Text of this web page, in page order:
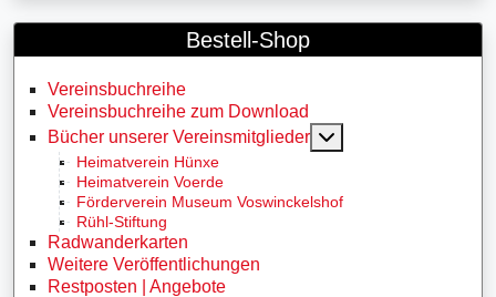
Bestell-Shop
Vereinsbuchreihe
Vereinsbuchreihe zum Download
Bücher unserer Vereinsmitglieder
Heimatverein Hünxe
Heimatverein Voerde
Förderverein Museum Voswinckelshof
Rühl-Stiftung
Radwanderkarten
Weitere Veröffentlichungen
Restposten | Angebote